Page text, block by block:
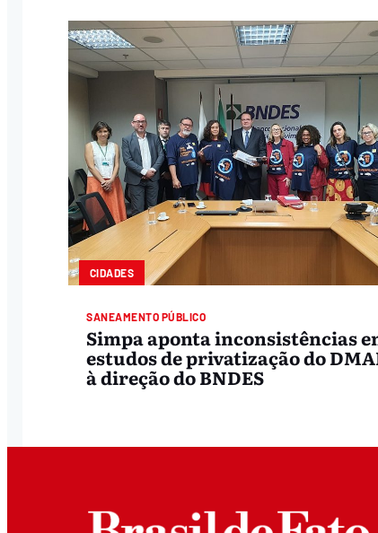
CIDADES
SANEAMENTO PÚBLICO
Simpa aponta inconsistências
estudos de privatização do
à direção do BNDES